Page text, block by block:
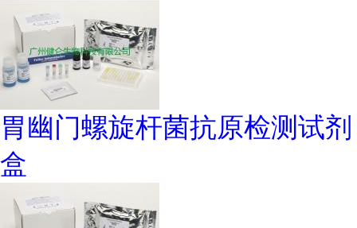
胃幽门螺旋杆菌抗原检测试剂
盒